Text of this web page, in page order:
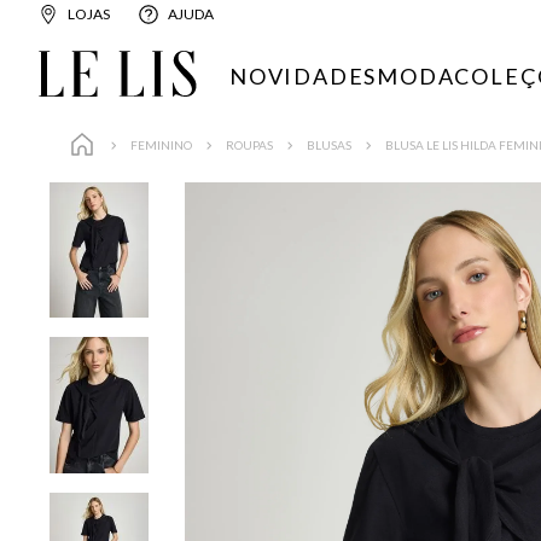
LOJAS AJUDA
NOVIDADESMODA
FEMININO ROUPAS BLUSAS BLUSA LE LIS HILDA